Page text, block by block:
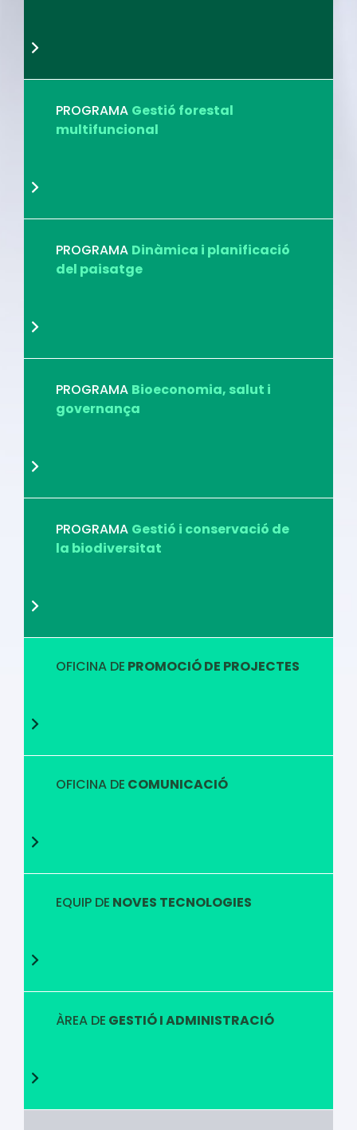
PROGRAMA Gestió forestal
multifuncional
PROGRAMA Dinàmica i planificació
del paisatge
PROGRAMA Bioeconomia, salut i
governança
PROGRAMA Gestió i conservació de
la biodiversitat
OFICINA DE PROMOCIÓ DE PROJECTES
OFICINA DE COMUNICACIÓ
EQUIP DE NOVES TECNOLOGIES
ÀREA DE GESTIÓ I ADMINISTRACIÓ